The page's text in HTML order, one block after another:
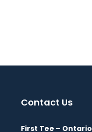
Contact Us
First Tee – Ontario